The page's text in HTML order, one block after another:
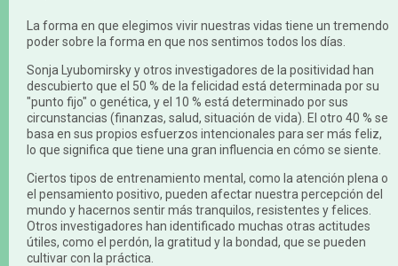
La forma en que elegimos vivir nuestras vidas tiene un tremendo
poder sobre la forma en que nos sentimos todos los días.
Sonja Lyubomirsky y otros investigadores de la positividad han
descubierto que el 50 % de la felicidad está determinada por su
"punto fijo" o genética, y el 10 % está determinado por sus
circunstancias (finanzas, salud, situación de vida). El otro 40 % se
basa en sus propios esfuerzos intencionales para ser más feliz,
lo que significa que tiene una gran influencia en cómo se siente.
Ciertos tipos de entrenamiento mental, como la atención plena o
el pensamiento positivo, pueden afectar nuestra percepción del
mundo y hacernos sentir más tranquilos, resistentes y felices.
Otros investigadores han identificado muchas otras actitudes
útiles, como el perdón, la gratitud y la bondad, que se pueden
cultivar con la práctica.